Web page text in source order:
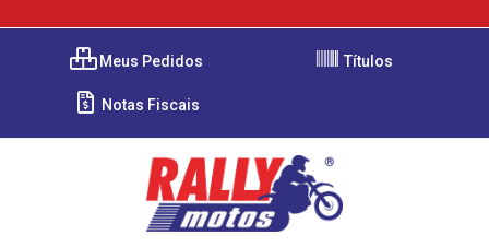
Meus Pedidos Títulos
Notas Fiscais